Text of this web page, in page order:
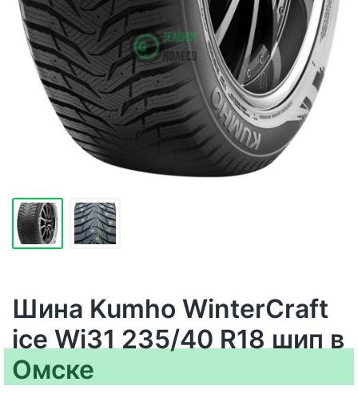
Шина Kumho WinterCraft
ice Wi31 235/40 R18 шип в
Омске